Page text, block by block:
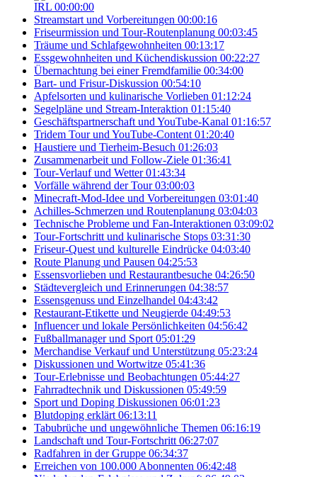
IRL 00:00:00
Streamstart und Vorbereitungen 00:00:16
Friseurmission und Tour-Routenplanung 00:03:45
Träume und Schlafgewohnheiten 00:13:17
Essgewohnheiten und Küchendiskussion 00:22:27
Übernachtung bei einer Fremdfamilie 00:34:00
Bart- und Frisur-Diskussion 00:54:10
Apfelsorten und kulinarische Vorlieben 01:12:24
Segelpläne und Stream-Interaktion 01:15:40
Geschäftspartnerschaft und YouTube-Kanal 01:16:57
Tridem Tour und YouTube-Content 01:20:40
Haustiere und Tierheim-Besuch 01:26:03
Zusammenarbeit und Follow-Ziele 01:36:41
Tour-Verlauf und Wetter 01:43:34
Vorfälle während der Tour 03:00:03
Minecraft-Mod-Idee und Vorbereitungen 03:01:40
Achilles-Schmerzen und Routenplanung 03:04:03
Technische Probleme und Fan-Interaktionen 03:09:02
Tour-Fortschritt und kulinarische Stops 03:31:30
Friseur-Quest und kulturelle Eindrücke 04:03:40
Route Planung und Pausen 04:25:53
Essensvorlieben und Restaurantbesuche 04:26:50
Städtevergleich und Erinnerungen 04:38:57
Essensgenuss und Einzelhandel 04:43:42
Restaurant-Etikette und Neugierde 04:49:53
Influencer und lokale Persönlichkeiten 04:56:42
Fußballmanager und Sport 05:01:29
Merchandise Verkauf und Unterstützung 05:23:24
Diskussionen und Wortwitze 05:41:36
Tour-Erlebnisse und Beobachtungen 05:44:27
Fahrradtechnik und Diskussionen 05:49:59
Sport und Doping Diskussionen 06:01:23
Blutdoping erklärt 06:13:11
Tabubrüche und ungewöhnliche Themen 06:16:19
Landschaft und Tour-Fortschritt 06:27:07
Radfahren in der Gruppe 06:34:37
Erreichen von 100.000 Abonnenten 06:42:48